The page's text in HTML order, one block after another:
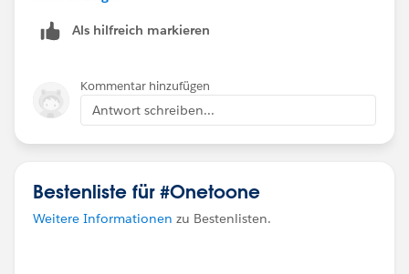
Als hilfreich markieren
Kommentar hinzufügen
Antwort schreiben...
Bestenliste für #Onetoone
Weitere Informationen zu Bestenlisten.